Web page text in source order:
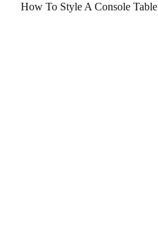
How To Style A Console Table